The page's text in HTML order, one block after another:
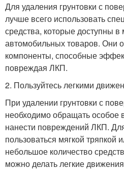
Для удаления грунтовки с
лучше всего использовать
средства, которые доступны в
автомобильных товаров. Они
компоненты, способные
повреждая ЛКП.
2. Пользуйтесь легкими
При удалении грунтовки с
необходимо обращать особое
нанести повреждений ЛКП.
пользоваться мягкой тряпкой
небольшое количество
можно делать легкие